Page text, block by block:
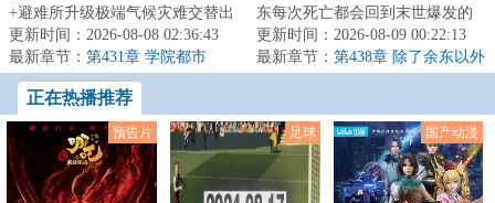
+避难所升级极端气候灾难交替出
现，地表生物灭绝，人类文明走
向末日。苏武...
更新时间：2026-08-08 02:36:43
最新章节： 第431章 学院都市
东每次死亡都会回到末世爆发的
前一周。一个学生，一周时间。
他能改变什么？...
更新时间：2026-08-09 00:22:13
最新章节： 第438章 除了余东以外
正在热播推荐
预告片 足球 国产动漫